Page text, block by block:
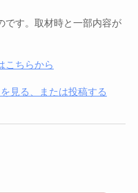
す。取材時と一部内容が
こちらから
見る、または投稿する